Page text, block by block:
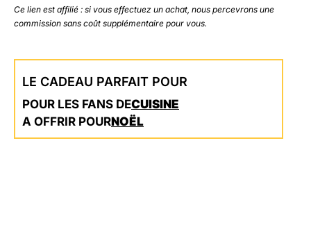
Ce lien est affilié : si vous effectuez un achat, nous percevrons une
commission sans coût supplémentaire pour vous.
LE CADEAU PARFAIT POUR
POUR LES FANS DECUISINE
A OFFRIR POURNOËL